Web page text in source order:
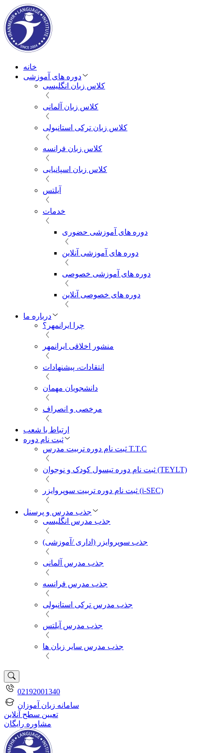
خانه
دوره های آموزشی
کلاس زبان انگلیسی
کلاس زبان آلمانی
کلاس زبان ترکی استانبولی
کلاس زبان فرانسه
کلاس زبان اسپانیایی
آیلتس
خدمات
دوره های آموزشی حضوری
دوره های آموزشی آنلاین
دوره های آموزشی خصوصی
دوره های خصوصی آنلاین
درباره ما
چرا ایرانمهر؟
منشور اخلاقی ایرانمهر
انتقادات، پیشنهادات
دانشجویان مهمان
مرخصی و انصراف
ارتباط با شعب
ثبت نام دوره
ثبت نام دوره تربیت مدرس T.T.C
ثبت نام دوره تیسول کودک و نوجوان (TEYLT)
ثبت نام دوره تربیت سوپروایزر (i-SEC)
جذب مدرس و پرسنل
جذب مدرس انگلیسی
جذب سوپروایزر (اداری /آموزشی)
جذب مدرس آلمانی
جذب مدرس فرانسه
جذب مدرس ترکی استانبولی
جذب مدرس آیلتس
جذب مدرس سایر زبان ها
02192001340
سامانه زبان آموزان
تعیین سطح آنلاین
مشاوره رایگان